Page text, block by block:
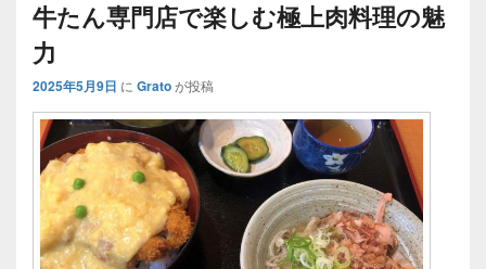
牛たん専門店で楽しむ極上肉料理の魅
力
2025年5月9日 に Gratoが投稿